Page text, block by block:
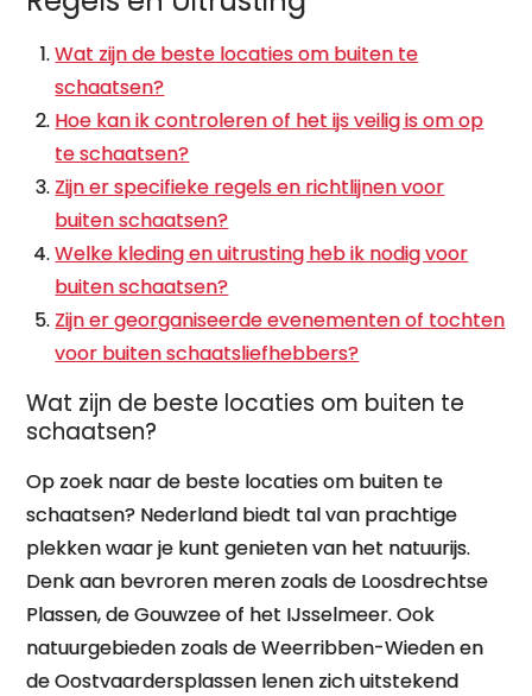
Wat zijn de beste locaties om buiten te
schaatsen?
Hoe kan ik controleren of het ijs veilig is om op
te schaatsen?
Zijn er specifieke regels en richtlijnen voor
buiten schaatsen?
Welke kleding en uitrusting heb ik nodig voor
buiten schaatsen?
Zijn er georganiseerde evenementen of tochten
voor buiten schaatsliefhebbers?
Wat zijn de beste locaties om buiten te
schaatsen?
Op zoek naar de beste locaties om buiten te
schaatsen? Nederland biedt tal van prachtige
plekken waar je kunt genieten van het natuurijs.
Denk aan bevroren meren zoals de Loosdrechtse
Plassen, de Gouwzee of het IJsselmeer. Ook
natuurgebieden zoals de Weerribben-Wieden en
de Oostvaardersplassen lenen zich uitstekend